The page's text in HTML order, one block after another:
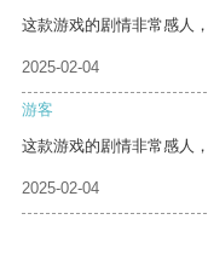
这款游戏的剧情非常感人
2025-02-04
游客
这款游戏的剧情非常感人
2025-02-04